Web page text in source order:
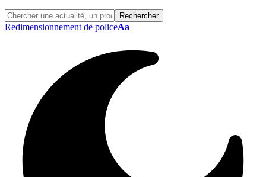
Redimensionnement de policeAa